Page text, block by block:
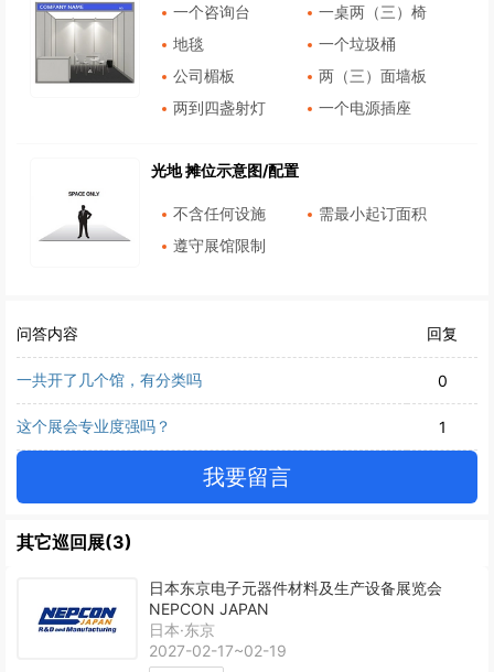
一个咨询台
一桌两（三）椅
地毯
一个垃圾桶
公司楣板
两（三）面墙板
两到四盏射灯
一个电源插座
光地 摊位示意图/配置
不含任何设施
需最小起订面积
遵守展馆限制
问答内容 回复
一共开了几个馆，有分类吗 0
这个展会专业度强吗？ 1
我要留言
其它巡回展(3)
日本东京电子元器件材料及生产设备展览会
NEPCON JAPAN
日本·东京
2027-02-17~02-19